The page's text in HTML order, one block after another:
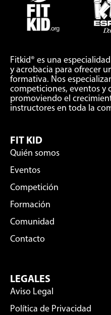
Fitkid® es una
y acrobacia para ofrecer
formativa. Nos
competiciones, eventos y
promoviendo el
instructores en toda la
FIT KID
Quién somos
Eventos
Competición
Formación
Comunidad
Contacto
LEGALES
Aviso Legal
Política de Privacidad